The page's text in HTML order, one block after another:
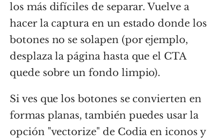
los más difíciles de separar. Vuelve a
hacer la captura en un estado donde los
botones no se solapen (por ejemplo,
desplaza la página hasta que el CTA
quede sobre un fondo limpio).
Si ves que los botones se convierten en
formas planas, también puedes usar la
opción "vectorize" de Codia en iconos y